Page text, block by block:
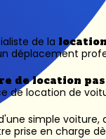
de la
déplacement
de location
de location de
simple voiture,
prise en charge